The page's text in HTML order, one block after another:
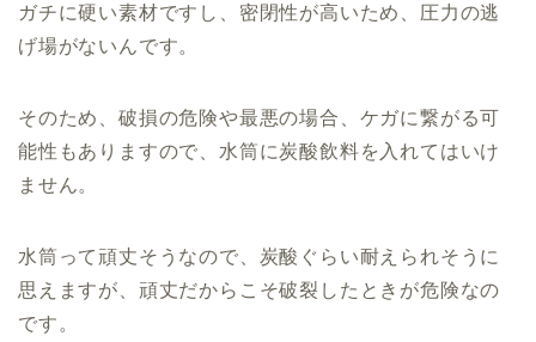
ガチに硬い素材ですし、密閉性が高いため、圧力の逃
げ場がないんです。
そのため、破損の危険や最悪の場合、ケガに繋がる可
能性もありますので、水筒に炭酸飲料を入れてはいけ
ません。
水筒って頑丈そうなので、炭酸ぐらい耐えられそうに
思えますが、頑丈だからこそ破裂したときが危険なの
です。